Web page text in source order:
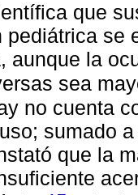
que
pediátrica se
aunque la
sea
no cuenta
sumado
que la